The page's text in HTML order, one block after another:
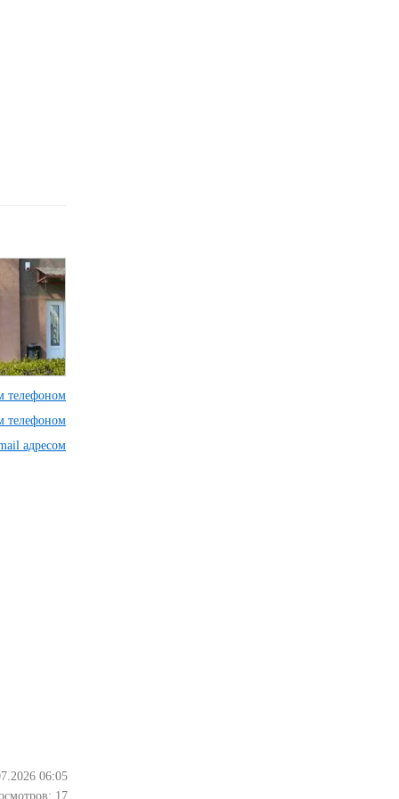
телефоном
телефоном
адресом
06:05
17